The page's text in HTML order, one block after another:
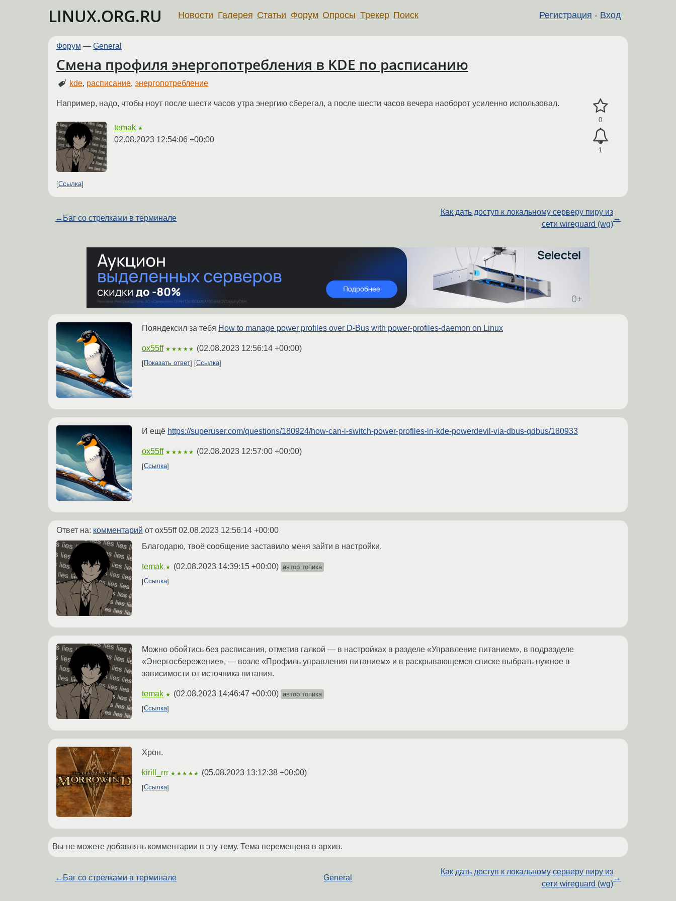
LINUX.ORG.RU Регистрация - Вход
Новости Галерея Статьи Форум Опросы Трекер Поиск
Форум — General
Смена профиля энергопотребления в KDE по расписанию
kde, расписание,энергопотребление
0
1
Например, надо, чтобы ноут после шести часов утра энергию сберегал, а после шести часов вечера наоборот усиленно использовал.
temak ★
02.08.2023 12:54:06 +00:00
Ссылка
← Баг со стрелками в терминале
Как дать доступ к локальному серверу пиру из
сети wireguard (wg)
→
Пояндексил за тебя How to manage power profiles over D-Bus with power-profiles-daemon on Linux
ox55ff ★★★★★ (02.08.2023 12:56:14 +00:00)
Показать ответ Ссылка
И ещё https://superuser.com/questions/180924/how-can-i-switch-power-profiles-in-kde-powerdevil-via-dbus-qdbus/180933
ox55ff ★★★★★ (02.08.2023 12:57:00 +00:00)
Ссылка
Ответ на: комментарий от ox55ff02.08.2023 12:56:14 +00:00
Благодарю, твоё сообщение заставило меня зайти в настройки.
temak ★ (02.08.2023 14:39:15 +00:00) автор топика
Ссылка
Можно обойтись без расписания, отметив галкой — в настройках в разделе «Управление питанием», в подразделе
«Энергосбережение», — возле «Профиль управления питанием» и в раскрывающемся списке выбрать нужное в
зависимости от источника питания.
temak ★ (02.08.2023 14:46:47 +00:00) автор топика
Ссылка
Хрон.
kirill_rrr ★★★★★ (05.08.2023 13:12:38 +00:00)
Ссылка
Вы не можете добавлять комментарии в эту тему. Тема перемещена в архив.
← Баг со стрелками в терминале General
Как дать доступ к локальному серверу пиру из
сети wireguard (wg)
→